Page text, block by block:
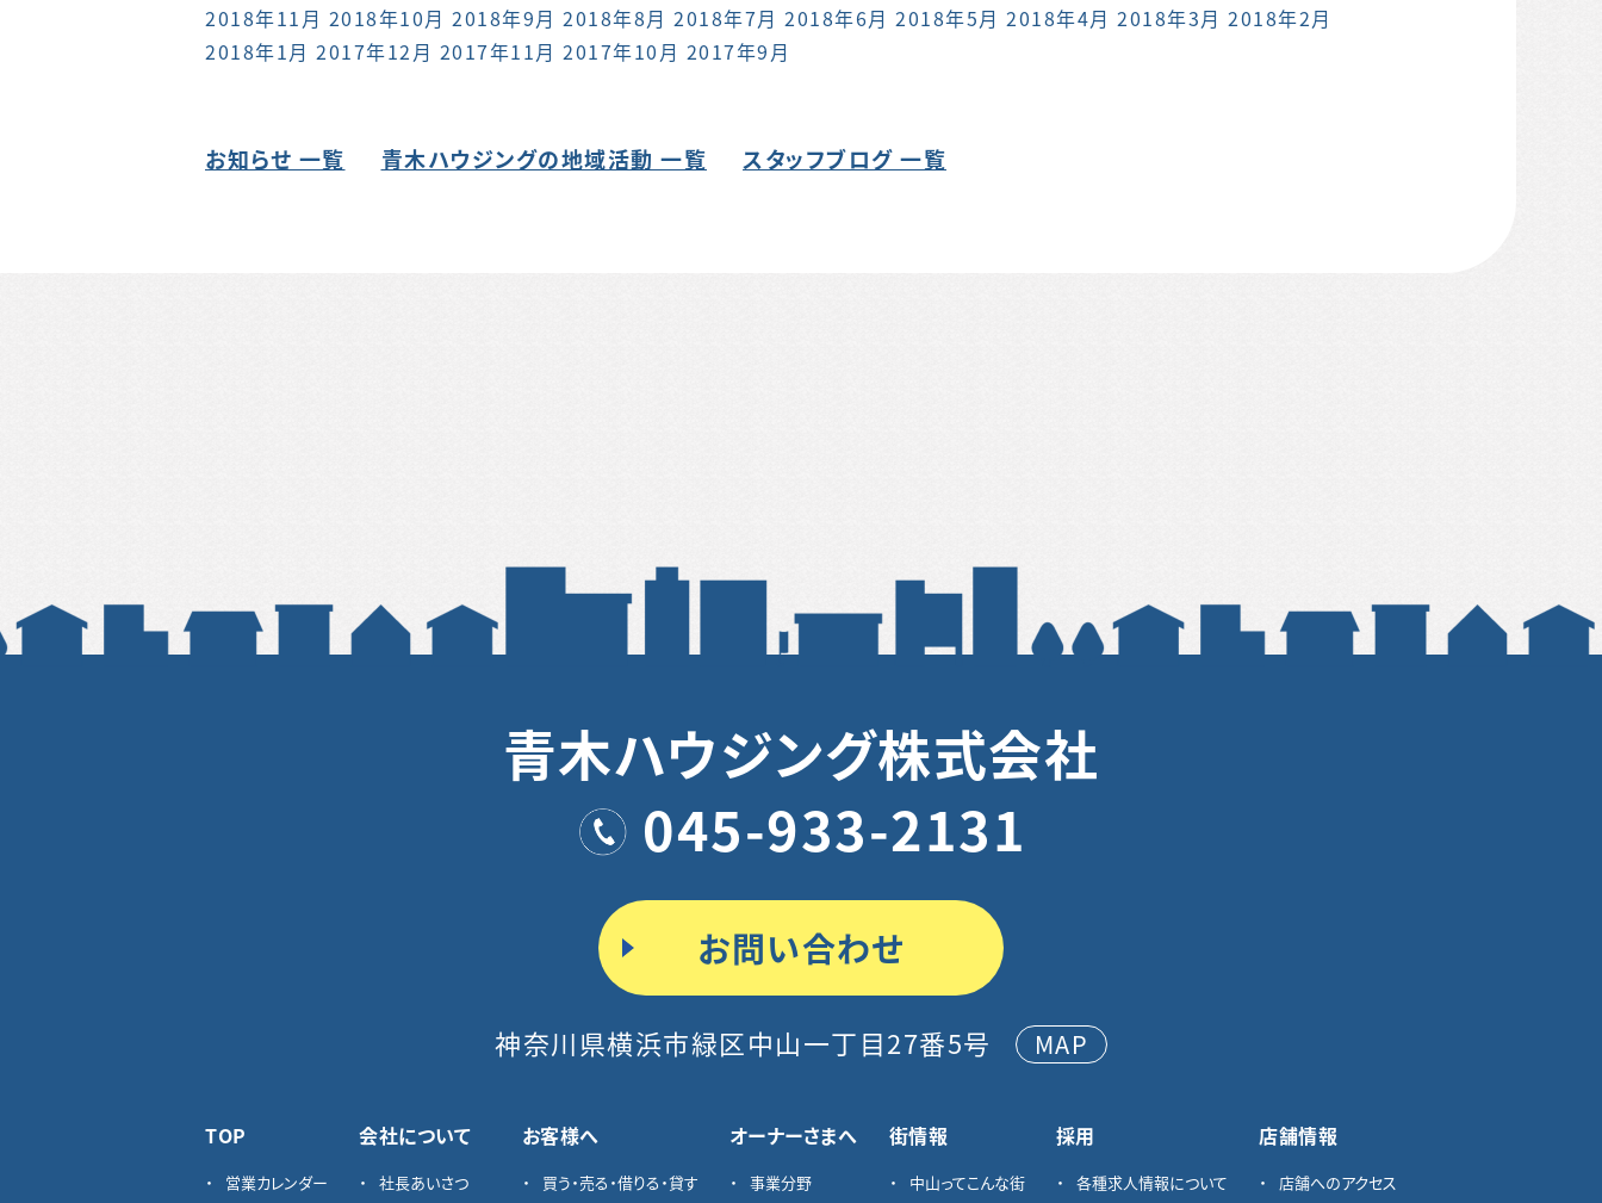
2018年11月 2018年10月 2018年9月 2018年8月 2018年7月 2018年6月 2018年5月 2018年4月 2018年3月 2018年2月
2018年1月 2017年12月 2017年11月 2017年10月 2017年9月
お知らせ 一覧 青木ハウジングの地域活動 一覧 スタッフブログ 一覧
青木ハウジング株式会社
045-933-2131
お問い合わせ
神奈川県横浜市緑区中山一丁目27番5号 MAP
TOP
営業カレンダー
会社について
社長あいさつ
お客様へ
買う・売る・借りる・貸す
オーナーさまへ
事業分野
街情報
中山ってこんな街
採用
各種求⼈情報について
店舗情報
店舗へのアクセス